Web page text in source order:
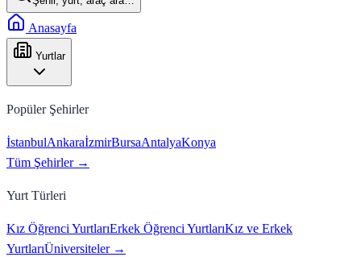
Anasayfa
Yurtlar
Popüler Şehirler
İstanbulAnkaraİzmirBursaAntalyaKonya
Tüm Şehirler →
Yurt Türleri
Kız Öğrenci YurtlarıErkek Öğrenci YurtlarıKız ve Erkek
YurtlarıÜniversiteler →